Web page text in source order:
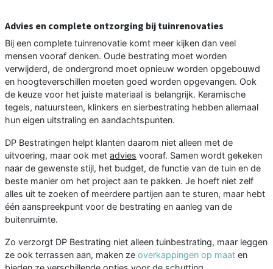
Advies en complete ontzorging bij tuinrenovaties
Bij een complete tuinrenovatie komt meer kijken dan veel
mensen vooraf denken. Oude bestrating moet worden
verwijderd, de ondergrond moet opnieuw worden opgebouwd
en hoogteverschillen moeten goed worden opgevangen. Ook
de keuze voor het juiste materiaal is belangrijk. Keramische
tegels, natuursteen, klinkers en sierbestrating hebben allemaal
hun eigen uitstraling en aandachtspunten.
DP Bestratingen helpt klanten daarom niet alleen met de
uitvoering, maar ook met advies vooraf. Samen wordt gekeken
naar de gewenste stijl, het budget, de functie van de tuin en de
beste manier om het project aan te pakken. Je hoeft niet zelf
alles uit te zoeken of meerdere partijen aan te sturen, maar hebt
één aanspreekpunt voor de bestrating en aanleg van de
buitenruimte.
Zo verzorgt DP Bestrating niet alleen tuinbestrating, maar leggen
ze ook terrassen aan, maken ze overkappingen op maat en